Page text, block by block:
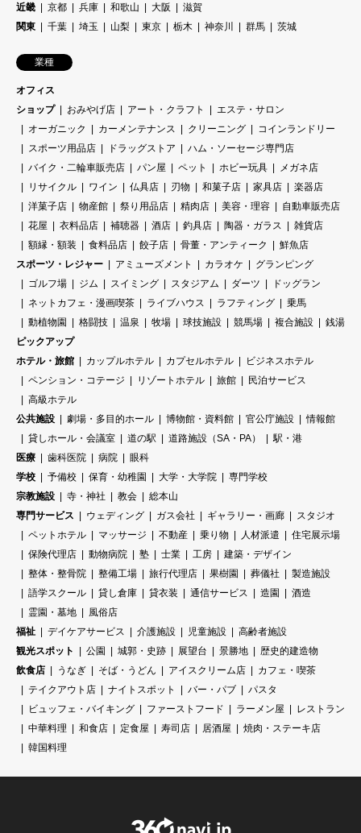
近畿
京都 兵庫 和歌山 大阪
滋賀
関東
千葉 埼玉 山梨 東京 栃木 神奈川 群馬 茨城
業種
オフィス
ショップ
おみやげ店 アート・クラフト
エステ・サロン
オーガニック
カーメンテナンス クリーニング
コインランドリー
スポーツ用品店
ドラッグストア
ハム・ソーセージ専門店
バイク・二輪車販売店
パン屋 ペット ホビー玩具
メガネ店
リサイクル
ワイン 仏具店 刃物 和菓子店 家具店
楽器店
洋菓子店
物産館 祭り用品店 精肉店 美容・理容
自動車販売店
花屋
衣料品店 補聴器 酒店 釣具店 陶器・ガラス
雑貨店
額縁・額装
食料品店 餃子店 骨董・アンティーク
鮮魚店
スポーツ・レジャー
アミューズメント カラオケ
グランピング
ゴルフ場
ジム スイミング スタジアム ダーツ
ドッグラン
ネットカフェ・漫画喫茶
ライブハウス ラフティング
乗馬
動植物園
格闘技 温泉 牧場 球技施設 競馬場 複合施設
銭湯
ピックアップ
ホテル・旅館
カップルホテル カプセルホテル
ビジネスホテル
ペンション・コテージ
リゾートホテル 旅館
民泊サービス
高級ホテル
公共施設
劇場・多目的ホール 博物館・資料館 官公庁施設
情報館
貸しホール・会議室
道の駅 道路施設（SA・PA）
駅・港
医療
歯科医院 病院
眼科
学校
予備校 保育・幼稚園 大学・大学院
専門学校
宗教施設
寺・神社 教会
総本山
専門サービス
ウェディング ガス会社 ギャラリー・画廊
スタジオ
ペットホテル
マッサージ 不動産 乗り物 人材派遣
住宅展示場
保険代理店
動物病院 塾 士業 工房
建築・デザイン
整体・整骨院
整備工場 旅行代理店 果樹園 葬儀社
製造施設
語学スクール
貸し倉庫 貸衣装 通信サービス 造園
酒造
霊園・墓地
風俗店
福祉
デイケアサービス 介護施設 児童施設
高齢者施設
観光スポット
公園 城郭・史跡 展望台 景勝地
歴史的建造物
飲食店
うなぎ そば・うどん アイスクリーム店
カフェ・喫茶
テイクアウト店
ナイトスポット バー・パブ
パスタ
ビュッフェ・バイキング
ファーストフード ラーメン屋
レストラン
中華料理
和食店 定食屋 寿司店 居酒屋
焼肉・ステーキ店
韓国料理